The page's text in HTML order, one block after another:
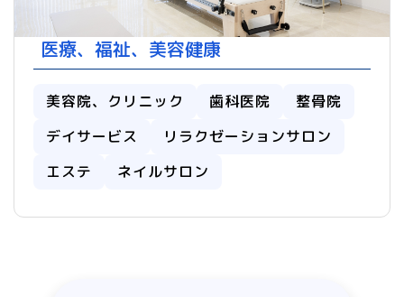
医療、福祉、美容健康
美容院、クリニック 歯科医院
整骨院
デイサービス
リラクゼーションサロン
エステ
ネイルサロン